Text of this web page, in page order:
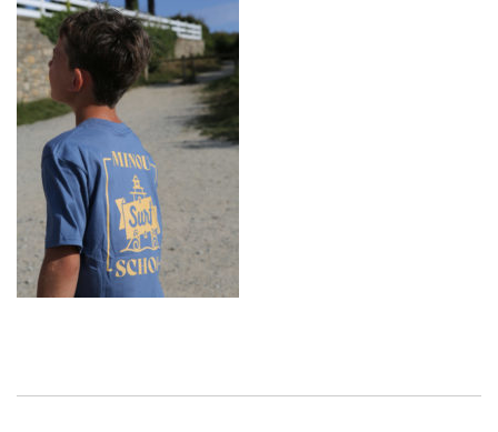
LOCATIONS
SHOP
CONTACT
RÉSA EN LIGNE